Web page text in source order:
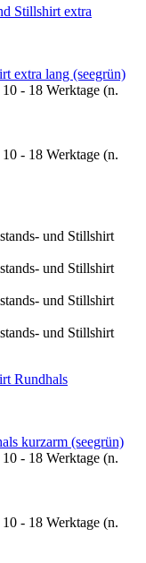
extra lang (seegrün)
10 - 18 Werktage (n.
10 - 18 Werktage (n.
kurzarm (seegrün)
10 - 18 Werktage (n.
10 - 18 Werktage (n.